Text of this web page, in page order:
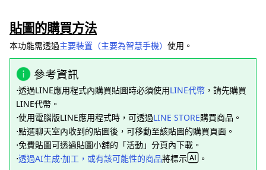
貼圖的購買方法
本功能需透過主要裝置（主要為智慧手機） 使用。
參考資訊
⋅透過LINE應用程式內購買貼圖時必須使用LINE代幣 ，請先購買
LINE代幣。
⋅使用電腦版LINE應用程式時，可透過LINE STORE購買商品。
⋅點選聊天室內收到的貼圖後，可移動至該貼圖的購買頁面。
⋅免費貼圖可透過貼圖小舖的「活動」分頁內下載。
⋅透過AI生成⋅加工，或有該可能性的商品將標示 。